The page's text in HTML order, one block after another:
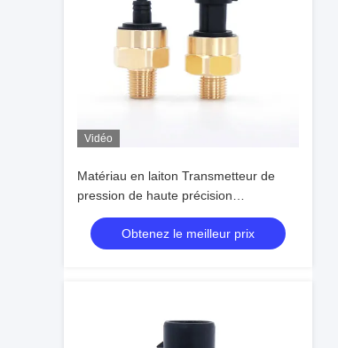
Vidéo
Matériau en laiton Transmetteur de
pression de haute précision
Transmetteur de niveau liquide 1/4
NPT
Obtenez le meilleur prix